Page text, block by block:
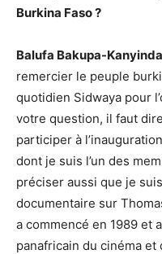
Burkina Faso ?
Balufa Bakupa-
remercier le peuple
quotidien Sidwaya pour
votre question, il faut
participer à
dont je suis l’un des
préciser aussi que je
documentaire sur
a commencé en 1989 et
panafricain du cinéma et